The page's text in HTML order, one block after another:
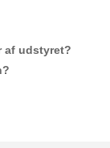
af udstyret?